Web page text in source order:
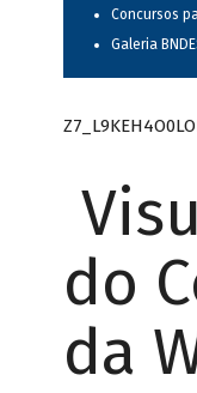
Concursos
Galeria
do
da